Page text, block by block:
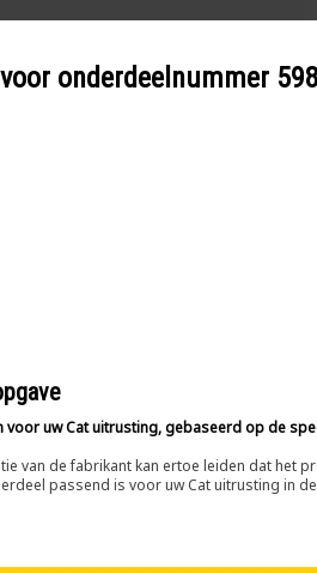
onderdeelnummer
uw Cat uitrusting, gebaseerd op de
van de fabrikant kan ertoe leiden dat het
passend is voor uw Cat uitrusting in